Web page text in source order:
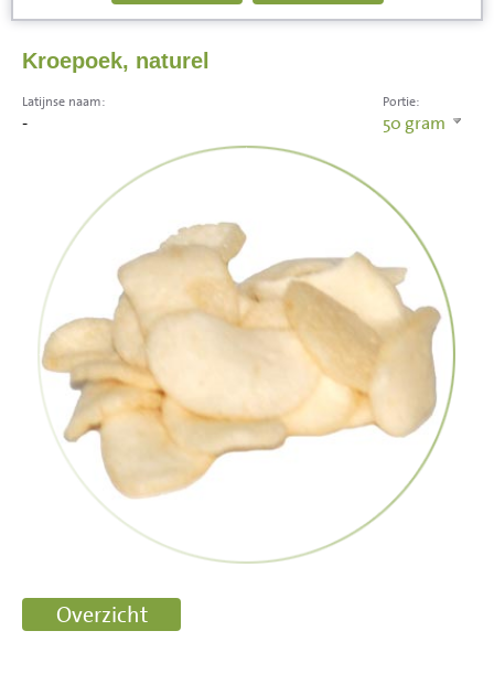
Kroepoek, naturel
Portie:
50 gram
Latijnse naam:
-